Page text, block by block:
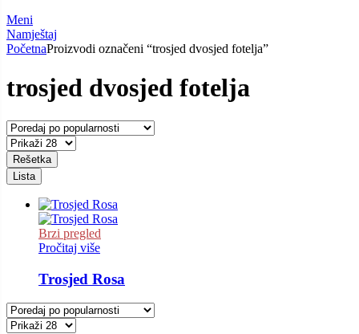
Meni
Namještaj
PočetnaProizvodi označeni “trosjed dvosjed fotelja”
trosjed dvosjed fotelja
Rešetka
Lista
Brzi pregled
Pročitaj više
Trosjed Rosa